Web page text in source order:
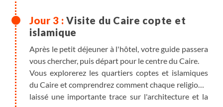
Visite du Caire copte et
islamique
Après le petit déjeuner à l'hôtel, votre guide passera
vous chercher, puis départ pour le centre du Caire.
Vous explorerez les quartiers coptes et islamiques
du Caire et comprendrez comment chaque religion a
laissé une importante trace sur l'architecture et la